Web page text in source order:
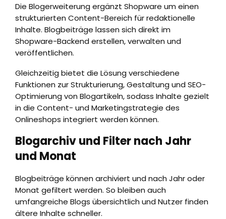
Die Blogerweiterung ergänzt Shopware um einen
strukturierten Content-Bereich für redaktionelle
Inhalte. Blogbeiträge lassen sich direkt im
Shopware-Backend erstellen, verwalten und
veröffentlichen.
Gleichzeitig bietet die Lösung verschiedene
Funktionen zur Strukturierung, Gestaltung und SEO-
Optimierung von Blogartikeln, sodass Inhalte gezielt
in die Content- und Marketingstrategie des
Onlineshops integriert werden können.
Blogarchiv und Filter nach Jahr
und Monat
Blogbeiträge können archiviert und nach Jahr oder
Monat gefiltert werden. So bleiben auch
umfangreiche Blogs übersichtlich und Nutzer finden
ältere Inhalte schneller.